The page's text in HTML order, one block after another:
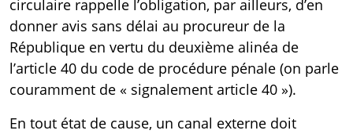
circulaire rappelle l’obligation, par ailleurs, d’en
donner avis sans délai au procureur de la
République en vertu du deuxième alinéa de
l’article 40 du code de procédure pénale (on parle
couramment de « signalement article 40 »).
En tout état de cause, un canal externe doit